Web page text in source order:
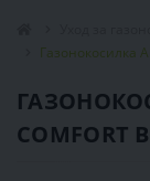
Газонокосилка
COMFORT